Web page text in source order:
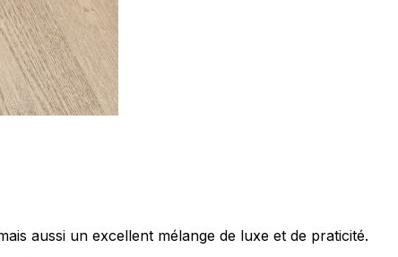
aussi un excellent mélange de luxe et de praticité.